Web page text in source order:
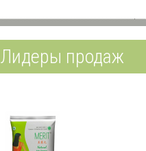
Лидеры продаж